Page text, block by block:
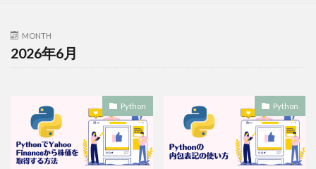
MONTH
2026年6月
Python Python